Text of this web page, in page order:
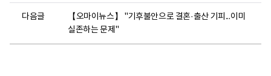
다음글
【오마이뉴스】 "기후불안으로 결혼·출산 기피...이미
실존하는 문제"